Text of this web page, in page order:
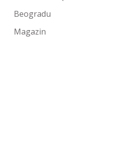
Beogradu
Magazin